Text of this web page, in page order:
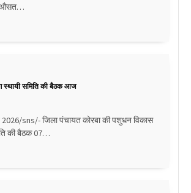
औसत…
स्थायी समिति की बैठक आज
sns/- जिला पंचायत कोरबा की पशुधन विकास
की बैठक 07…